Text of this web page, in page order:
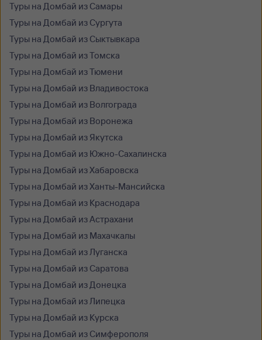
Туры на Домбай из Самары
Туры на Домбай из Сургута
Туры на Домбай из Сыктывкара
Туры на Домбай из Томска
Туры на Домбай из Тюмени
Туры на Домбай из Владивостока
Туры на Домбай из Волгограда
Туры на Домбай из Воронежа
Туры на Домбай из Якутска
Туры на Домбай из Южно-Сахалинска
Туры на Домбай из Хабаровска
Туры на Домбай из Ханты-Мансийска
Туры на Домбай из Краснодара
Туры на Домбай из Астрахани
Туры на Домбай из Махачкалы
Туры на Домбай из Луганска
Туры на Домбай из Саратова
Туры на Домбай из Донецка
Туры на Домбай из Липецка
Туры на Домбай из Курска
Туры на Домбай из Симферополя